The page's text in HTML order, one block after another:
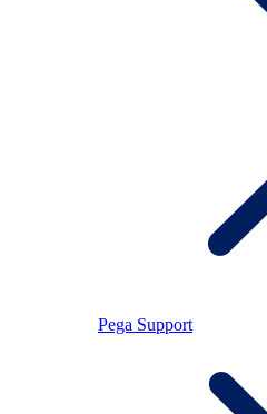
Pega Support